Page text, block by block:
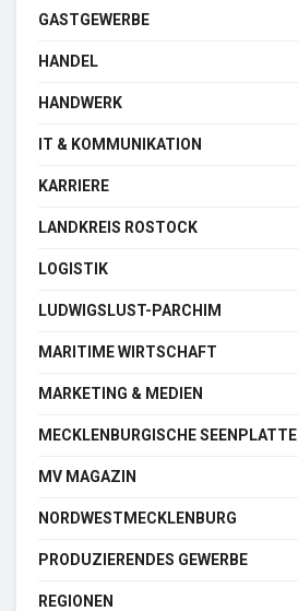
GASTGEWERBE
HANDEL
HANDWERK
IT & KOMMUNIKATION
KARRIERE
LANDKREIS ROSTOCK
LOGISTIK
LUDWIGSLUST-PARCHIM
MARITIME WIRTSCHAFT
MARKETING & MEDIEN
MECKLENBURGISCHE SEENPLATTE
MV MAGAZIN
NORDWESTMECKLENBURG
PRODUZIERENDES GEWERBE
REGIONEN